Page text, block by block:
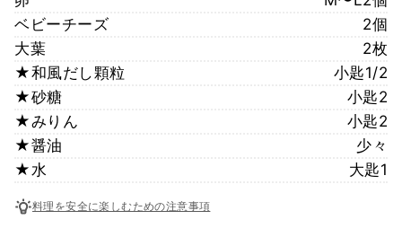
ベビーチーズ
2個
大葉
2枚
★和風だし顆粒
小匙1/2
★砂糖
小匙2
★みりん
小匙2
★醤油
少々
★水
大匙1
料理を安全に楽しむための注意事項